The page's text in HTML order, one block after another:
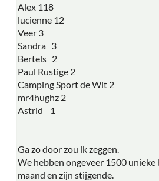
Alex 118
lucienne 12
Veer 3
Sandra 3
Bertels 2
Paul Rustige 2
Camping Sport de Wit 2
mr4hughz 2
Astrid 1
Ga zo door zou ik zeggen.
We hebben ongeveer 1500 unieke
maand en zijn stijgende.